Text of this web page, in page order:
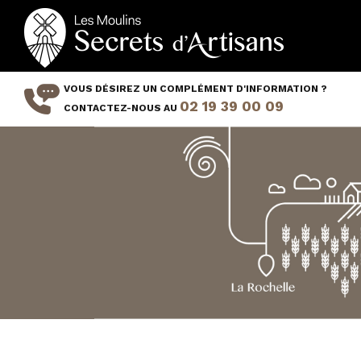
contenu
principal
VOUS DÉSIREZ UN COMPLÉMENT D'INFORMATION ?
CONTACTEZ-NOUS AU 02 19 39 00 09